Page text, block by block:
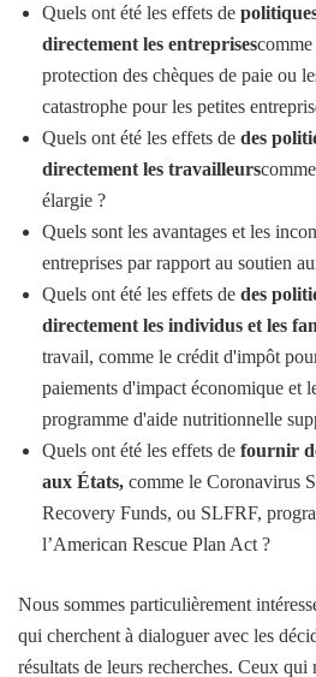
Quels ont été les effets de
directement les entreprises
protection des chèques de paie ou
catastrophe pour les petites
Quels ont été les effets de des
directement les travailleurs
élargie ?
Quels sont les avantages et les
entreprises par rapport au soutien
Quels ont été les effets de des
directement les individus et les
travail, comme le crédit d'impôt
paiements d'impact économique et
programme d'aide nutritionnelle
Quels ont été les effets de fournir
aux États, comme le Coronavirus
Recovery Funds, ou SLFRF,
l’American Rescue Plan Act ?
Nous sommes particulièrement
qui cherchent à dialoguer avec les
résultats de leurs recherches. Ceux